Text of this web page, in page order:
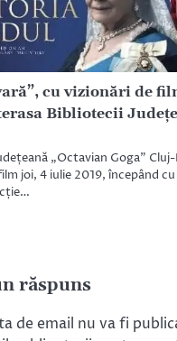
cu vizionări de
Bibliotecii
„Octavian Goga”
joi, 4 iulie 2019, începând
răspuns
de email nu va fi